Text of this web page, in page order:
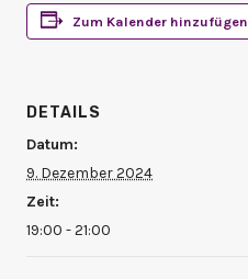
Zum Kalender hinzufügen
DETAILS
Datum:
9. Dezember 2024
Zeit:
19:00 - 21:00